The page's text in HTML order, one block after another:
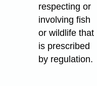
respecting or
involving fish
or wildlife that
is prescribed
by regulation.